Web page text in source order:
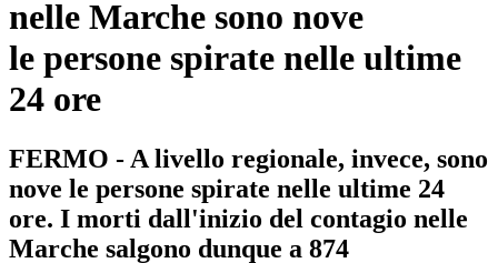
nelle Marche sono nove
le persone spirate nelle ultime
24 ore
FERMO - A livello regionale, invece, sono
nove le persone spirate nelle ultime 24
ore. I morti dall'inizio del contagio nelle
Marche salgono dunque a 874